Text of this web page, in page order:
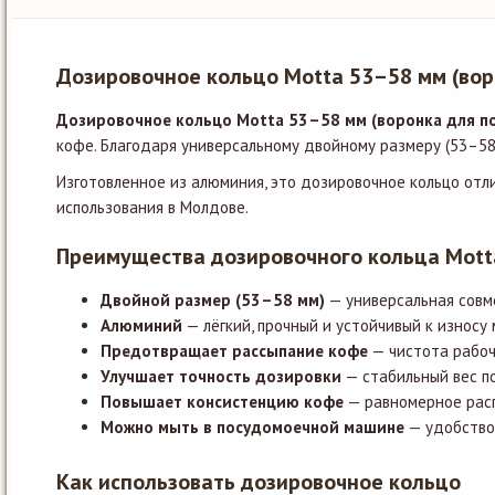
Дозировочное кольцо Motta 53–58 мм
Дозировочное кольцо Motta 53–58 мм (воронка для
кофе. Благодаря универсальному двойному размеру
Изготовленное из алюминия, это дозировочное кольцо
использования в Молдове.
Преимущества дозировочного кольца
Двойной размер (53–58 мм) — универсальная
Алюминий — лёгкий, прочный и устойчивый к износу
Предотвращает рассыпание кофе — чистота
Улучшает точность дозировки — стабильный вес
Повышает консистенцию кофе — равномерное
Можно мыть в посудомоечной машине —
Как использовать дозировочное кольцо